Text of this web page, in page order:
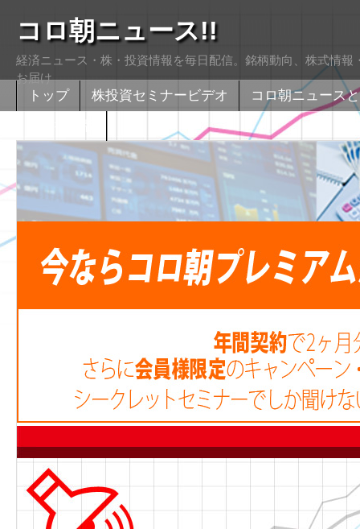
コロ朝ニュース!!
経済ニュース・株・投資情報を毎日配信。銘柄動向、株式情
お届け
トップ 株投資セミナービデオ
コロ朝ニュース